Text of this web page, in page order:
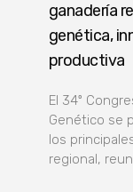
ganadería
genética,
productiva
El 34º
Genético se
los
regional,